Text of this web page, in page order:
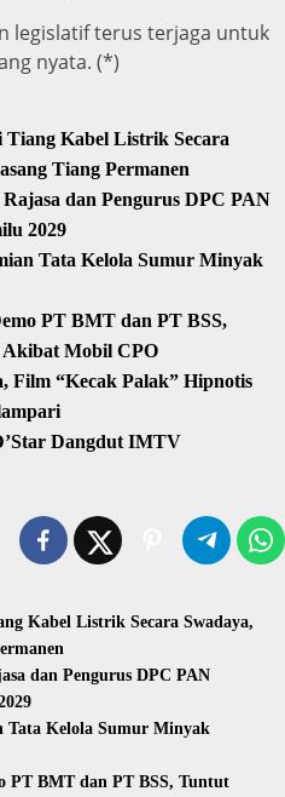
legislatif terus terjaga untuk
nyata. (*)
Kabel Listrik Secara
Tiang Permanen
dan Pengurus DPC PAN
2029
Tata Kelola Sumur Minyak
PT BMT dan PT BSS,
Mobil CPO
Film “Kecak Palak” Hipnotis
Dangdut IMTV
Kabel Listrik Secara Swadaya,
dan Pengurus DPC PAN
Tata Kelola Sumur Minyak
PT BMT dan PT BSS, Tuntut